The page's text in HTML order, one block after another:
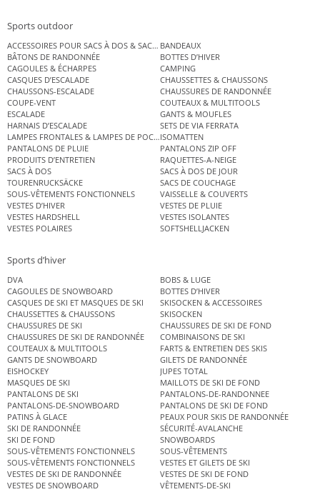
Sports outdoor
ACCESSOIRES POUR SACS À DOS & SACS ÉTANCHES
BANDEAUX
BÂTONS DE RANDONNÉE
BOTTES D’HIVER
CAGOULES & ÉCHARPES
CAMPING
CASQUES D’ESCALADE
CHAUSSETTES & CHAUSSONS
CHAUSSONS-ESCALADE
CHAUSSURES DE RANDONNÉE
COUPE-VENT
COUTEAUX & MULTITOOLS
ESCALADE
GANTS & MOUFLES
HARNAIS D’ESCALADE
SETS DE VIA FERRATA
LAMPES FRONTALES & LAMPES DE POCHEISOMATTEN
PANTALONS DE PLUIE
PANTALONS ZIP OFF
PRODUITS D’ENTRETIEN
RAQUETTES-A-NEIGE
SACS À DOS
SACS À DOS DE JOUR
TOURENRUCKSÄCKE
SACS DE COUCHAGE
SOUS-VÊTEMENTS FONCTIONNELS
VAISSELLE & COUVERTS
VESTES D’HIVER
VESTES DE PLUIE
VESTES HARDSHELL
VESTES ISOLANTES
VESTES POLAIRES
SOFTSHELLJACKEN
Sports d’hiver
DVA
BOBS & LUGE
CAGOULES DE SNOWBOARD
BOTTES D’HIVER
CASQUES DE SKI ET MASQUES DE SKI
SKISOCKEN & ACCESSOIRES
CHAUSSETTES & CHAUSSONS
SKISOCKEN
CHAUSSURES DE SKI
CHAUSSURES DE SKI DE FOND
CHAUSSURES DE SKI DE RANDONNÉE
COMBINAISONS DE SKI
COUTEAUX & MULTITOOLS
FARTS & ENTRETIEN DES SKIS
GANTS DE SNOWBOARD
GILETS DE RANDONNÉE
EISHOCKEY
JUPES TOTAL
MASQUES DE SKI
MAILLOTS DE SKI DE FOND
PANTALONS DE SKI
PANTALONS-DE-RANDONNEE
PANTALONS-DE-SNOWBOARD
PANTALONS DE SKI DE FOND
PATINS À GLACE
PEAUX POUR SKIS DE RANDONNÉE
SKI DE RANDONNÉE
SÉCURITÉ-AVALANCHE
SKI DE FOND
SNOWBOARDS
SOUS-VÊTEMENTS FONCTIONNELS
SOUS-VÊTEMENTS
SOUS-VÊTEMENTS FONCTIONNELS
VESTES ET GILETS DE SKI
VESTES DE SKI DE RANDONNÉE
VESTES DE SKI DE FOND
VESTES DE SNOWBOARD
VÊTEMENTS-DE-SKI